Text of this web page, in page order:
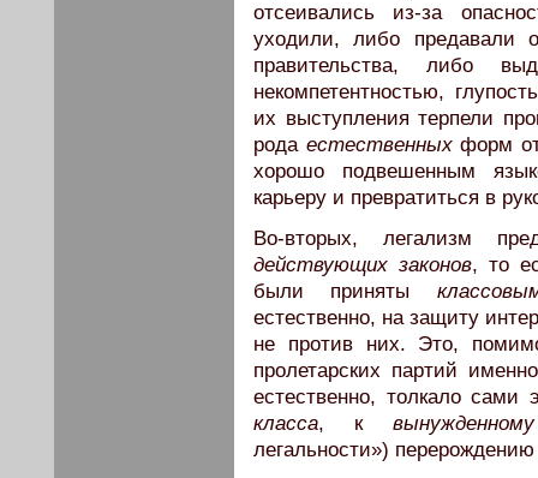
отсеивались из-за
уходили, либо предавали
правительства, либо
некомпетентностью,
их выступления терпели
рода естественныхформ
хорошо подвешенным
карьеру и превратиться в
Во-вторых, легализм
действующих законов, то
были приняты
естественно, на защиту
не против них. Это,
пролетарских партий
естественно, толкало
класса, к вынужденному
легальности»)